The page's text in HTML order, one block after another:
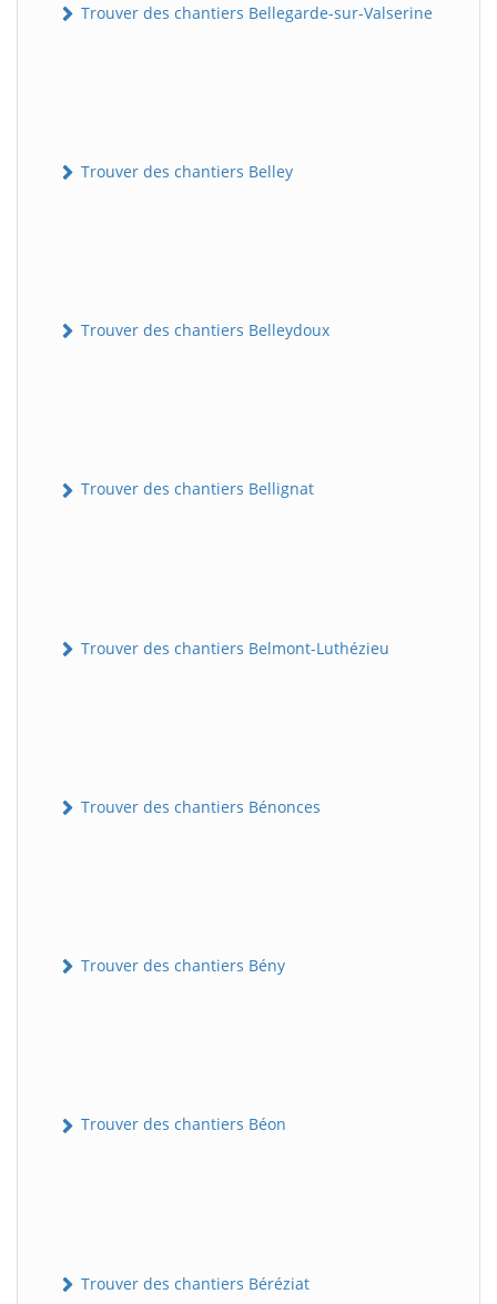
Trouver des chantiers Bellegarde-sur-Valserine
Trouver des chantiers Belley
Trouver des chantiers Belleydoux
Trouver des chantiers Bellignat
Trouver des chantiers Belmont-Luthézieu
Trouver des chantiers Bénonces
Trouver des chantiers Bény
Trouver des chantiers Béon
Trouver des chantiers Béréziat